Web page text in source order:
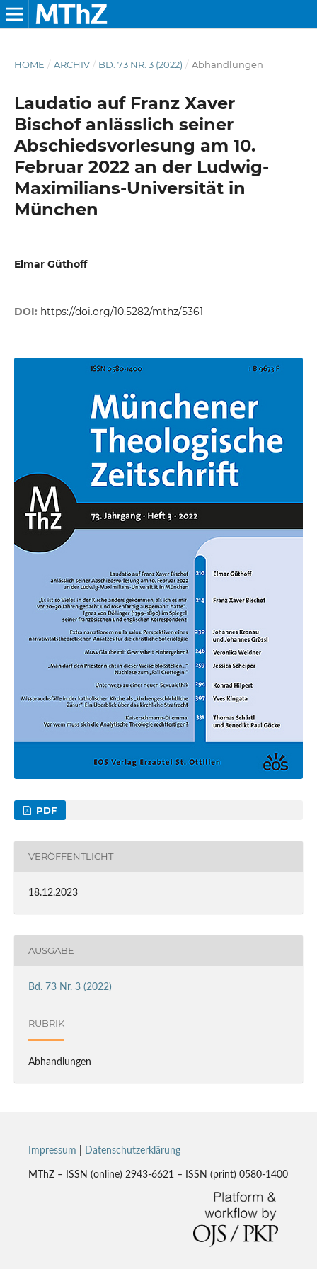
HOME / ARCHIV / BD. 73 NR. 3 (2022) / Abhandlungen
Laudatio auf Franz Xaver
Bischof anlässlich seiner
Abschiedsvorlesung am 10.
Februar 2022 an der Ludwig-
Maximilians-Universität in
München
Elmar Güthoff
DOI: https://doi.org/10.5282/mthz/5361
PDF
VERÖFFENTLICHT
18.12.2023
AUSGABE
Bd. 73 Nr. 3 (2022)
RUBRIK
Abhandlungen
Impressum Datenschutzerklärung
MThZ – ISSN (online) 2943-6621 – ISSN (print) 0580-1400